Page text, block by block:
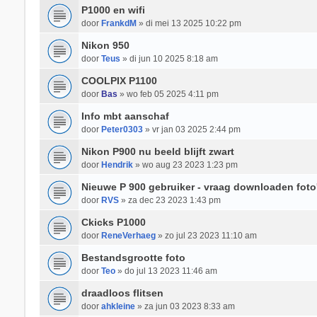
P1000 en wifi
door FrankdM » di mei 13 2025 10:22 pm
Nikon 950
door Teus » di jun 10 2025 8:18 am
COOLPIX P1100
door Bas » wo feb 05 2025 4:11 pm
Info mbt aanschaf
door Peter0303» vr jan 03 2025 2:44 pm
Nikon P900 nu beeld blijft zwart
door Hendrik» wo aug 23 2023 1:23 pm
Nieuwe P 900 gebruiker - vraag downloaden
door RVS» za dec 23 2023 1:43 pm
Ckicks P1000
door ReneVerhaeg» zo jul 23 2023 11:10 am
Bestandsgrootte foto
door Teo» do jul 13 2023 11:46 am
draadloos flitsen
door ahkleine» za jun 03 2023 8:33 am